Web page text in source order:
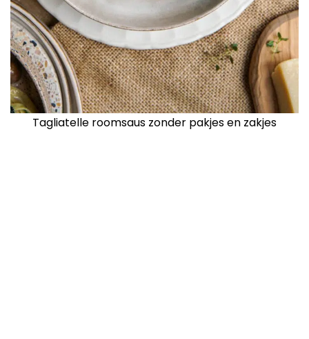
Tagliatelle roomsaus zonder pakjes en zakjes